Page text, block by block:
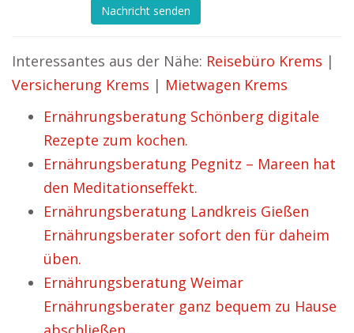
Nachricht senden
Interessantes aus der Nähe: Reisebüro Krems |
Versicherung Krems | Mietwagen Krems
Ernährungsberatung Schönberg digitale
Rezepte zum kochen.
Ernährungsberatung Pegnitz – Mareen hat
den Meditationseffekt.
Ernährungsberatung Landkreis Gießen
Ernährungsberater sofort den für daheim
üben.
Ernährungsberatung Weimar
Ernährungsberater ganz bequem zu Hause